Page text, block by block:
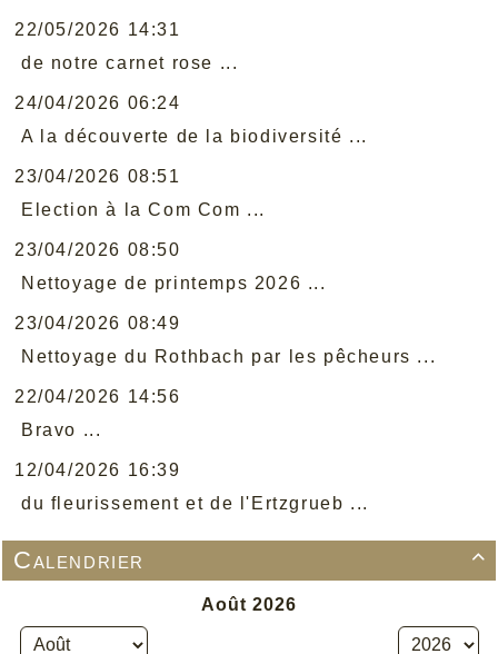
22/05/2026 14:31
de notre carnet rose ...
24/04/2026 06:24
A la découverte de la biodiversité ...
23/04/2026 08:51
Election à la Com Com ...
23/04/2026 08:50
Nettoyage de printemps 2026 ...
23/04/2026 08:49
Nettoyage du Rothbach par les pêcheurs ...
22/04/2026 14:56
Bravo ...
12/04/2026 16:39
du fleurissement et de l'Ertzgrueb ...

Calendrier